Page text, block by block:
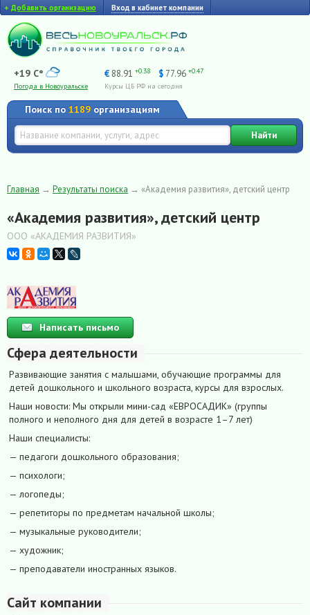
+ Добавить организацию Вход в кабинет компании
+19 C°
Погода в Новоуральске
€ 88.91 +0.38 $ 77.96 +0.47
Курсы ЦБ РФ на сегодня
Поиск по 1189 организациям
Найти
Главная → Результаты поиска → «Академия развития», детский центр
«Академия развития», детский центр
ООО «АКАДЕМИЯ РАЗВИТИЯ»
Написать письмо
Сфера деятельности
Развивающие занятия с малышами, обучающие программы для
детей дошкольного и школьного возраста, курсы для взрослых.
Наши новости: Мы открыли мини-сад «ЕВРОСАДИК» (группы
полного и неполного дня для детей в возрасте 1–7 лет)
Наши специалисты:
— педагоги дошкольного образования;
— психологи;
— логопеды;
— репетиторы по предметам начальной школы;
— музыкальные руководители;
— художник;
— преподаватели иностранных языков.
Сайт компании